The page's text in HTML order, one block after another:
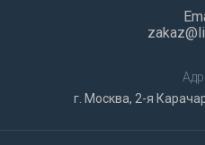
г. Москва, 2-я